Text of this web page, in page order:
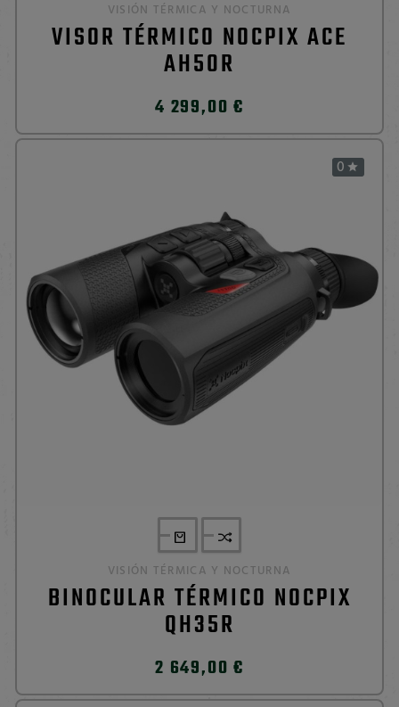
VISIÓN TÉRMICA Y NOCTURNA
VISOR TÉRMICO NOCPIX ACE
AH50R
4 299,00 €
0 
VISIÓN TÉRMICA Y NOCTURNA
BINOCULAR TÉRMICO NOCPIX
QH35R
2 649,00 €